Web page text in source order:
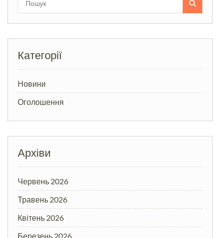
Категорії
Новини
Оголошення
Архіви
Червень 2026
Травень 2026
Квітень 2026
Березень 2026